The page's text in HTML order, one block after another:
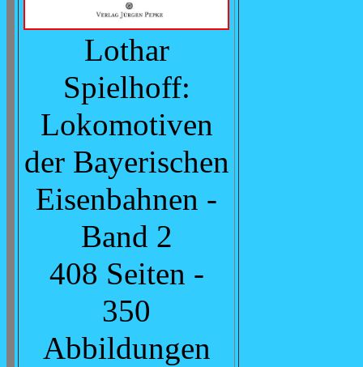
Lothar
Spielhoff:
Lokomotiven
der Bayerischen
Eisenbahnen -
Band 2
408 Seiten -
350
Abbildungen